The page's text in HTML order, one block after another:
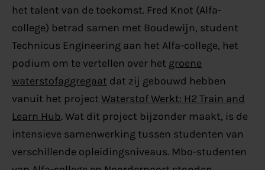
het talent van de toekomst. Fred Knot (Alfa-
college) betrad samen met Boudewijn, student
Technicus Engineering aan het Alfa-college, het
podium om te vertellen over het groene
waterstofaggregaat dat zij gebouwd hebben
vanuit het project Waterstof Werkt: H2 Train and
Learn Hub. Wat dit project bijzonder maakt, is de
intensieve samenwerking tussen studenten van
verschillende opleidingsniveaus. Mbo-studenten